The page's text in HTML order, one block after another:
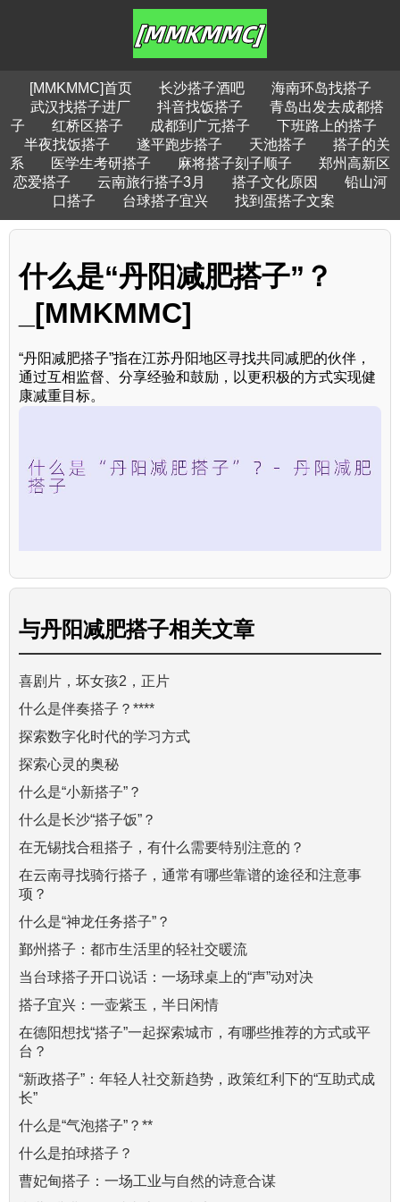
[MMKMMC]首页 长沙搭子酒吧
海南环岛找搭子
武汉找搭子进厂
抖音找饭搭子
青岛出发去成都搭
子
红桥区搭子 成都到广元搭子
下班路上的搭子
半夜找饭搭子
遂平跑步搭子 天池搭子
搭子的关
系
医学生考研搭子 麻将搭子刻子顺子
郑州高新区
恋爱搭子
云南旅行搭子3月 搭子文化原因
铅山河
口搭子
台球搭子宜兴 找到蛋搭子文案
什么是“丹阳减肥搭子”？
_[MMKMMC]
“丹阳减肥搭子”指在江苏丹阳地区寻找共同减肥的伙伴，
通过互相监督、分享经验和鼓励，以更积极的方式实现健
康减重目标。
与丹阳减肥搭子相关文章
喜剧片，坏女孩2，正片
什么是伴奏搭子？****
探索数字化时代的学习方式
探索心灵的奥秘
什么是“小新搭子”？
什么是长沙“搭子饭”？
在无锡找合租搭子，有什么需要特别注意的？
在云南寻找骑行搭子，通常有哪些靠谱的途径和注意事
项？
什么是“神龙任务搭子”？
鄞州搭子：都市生活里的轻社交暖流
当台球搭子开口说话：一场球桌上的“声”动对决
搭子宜兴：一壶紫玉，半日闲情
在德阳想找“搭子”一起探索城市，有哪些推荐的方式或平
台？
“新政搭子”：年轻人社交新趋势，政策红利下的“互助式成
长”
什么是“气泡搭子”？**
什么是拍球搭子？
曹妃甸搭子：一场工业与自然的诗意合谋